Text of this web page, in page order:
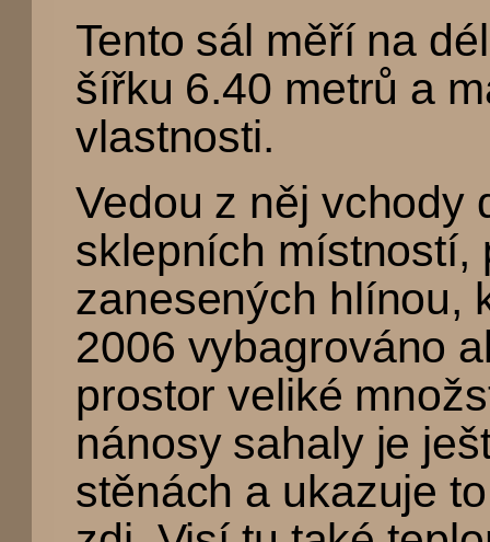
Tento sál měří na
šířku 6.40 metrů a
vlastnosti.
Vedou z něj vchody
sklepních místností,
zanesených hlínou,
2006 vybagrováno
prostor veliké
nánosy sahaly je
stěnách a ukazuje